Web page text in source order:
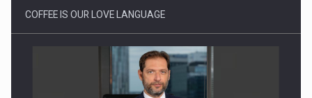
COFFEE IS OUR LOVE LANGUAGE